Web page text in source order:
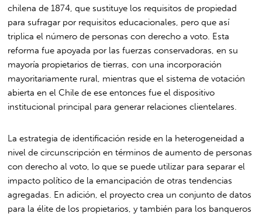
chilena de 1874, que sustituye los requisitos de propiedad
para sufragar por requisitos educacionales, pero que así
triplica el número de personas con derecho a voto. Esta
reforma fue apoyada por las fuerzas conservadoras, en su
mayoría propietarios de tierras, con una incorporación
mayoritariamente rural, mientras que el sistema de votación
abierta en el Chile de ese entonces fue el dispositivo
institucional principal para generar relaciones clientelares.
La estrategia de identificación reside en la heterogeneidad a
nivel de circunscripción en términos de aumento de personas
con derecho al voto, lo que se puede utilizar para separar el
impacto político de la emancipación de otras tendencias
agregadas. En adición, el proyecto crea un conjunto de datos
para la élite de los propietarios, y también para los banqueros